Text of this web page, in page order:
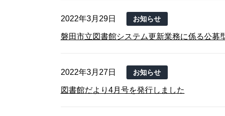
2022年3月29日 お知らせ
磐田市立図書館システム更新業務に係る公募
2022年3月27日 お知らせ
図書館だより4月号を発行しました